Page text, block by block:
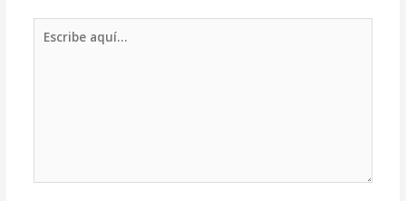
aquí...